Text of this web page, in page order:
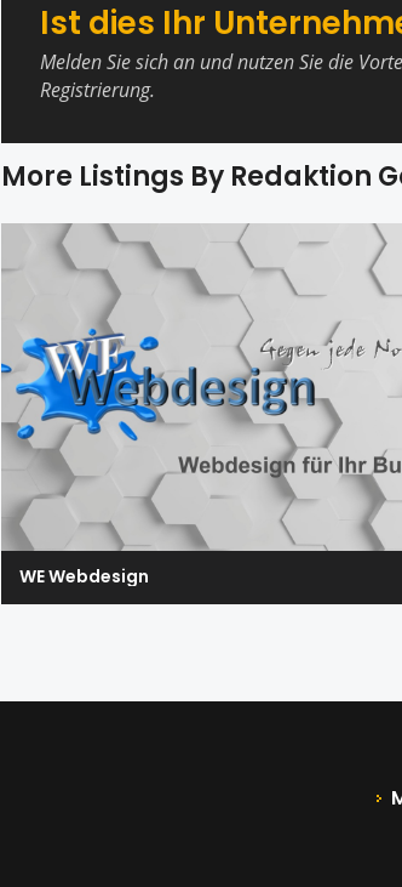
Ist dies Ihr
Melden Sie sich an und nutzen Sie die
Registrierung.
More Listings By Redaktion
WE Webdesign